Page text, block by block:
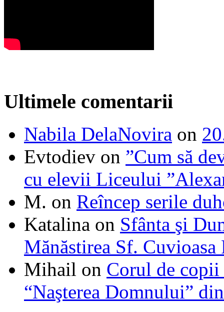
Ultimele comentarii
Nabila DelaNovira on
Evtodiev on ”Cum să
cu elevii Liceului
M. on Reîncep serile
Katalina on Sfânta şi
Mănăstirea Sf. Cuvioasa
Mihail on Corul de
“Naşterea Domnului”